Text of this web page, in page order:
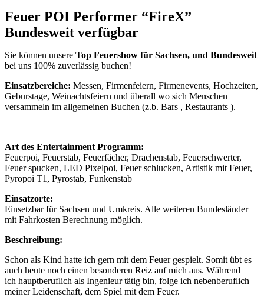
Feuer POI Performer “FireX”
Bundesweit verfügbar
Sie können unsere Top Feuershow für Sachsen, und Bundesweit
bei uns 100% zuverlässig buchen!
Einsatzbereiche: Messen, Firmenfeiern, Firmenevents, Hochzeiten,
Geburstage, Weinachtsfeiern und überall wo sich Menschen
versammeln im allgemeinen Buchen (z.b. Bars , Restaurants ).
Art des Entertainment Programm:
Feuerpoi, Feuerstab, Feuerfächer, Drachenstab, Feuerschwerter,
Feuer spucken, LED Pixelpoi, Feuer schlucken, Artistik mit Feuer,
Pyropoi T1, Pyrostab, Funkenstab
Einsatzorte:
Einsetzbar für Sachsen und Umkreis. Alle weiteren Bundesländer
mit Fahrkosten Berechnung möglich.
Beschreibung:
Schon als Kind hatte ich gern mit dem Feuer gespielt. Somit übt es
auch heute noch einen besonderen Reiz auf mich aus. Während
ich hauptberuflich als Ingenieur tätig bin, folge ich nebenberuflich
meiner Leidenschaft, dem Spiel mit dem Feuer.